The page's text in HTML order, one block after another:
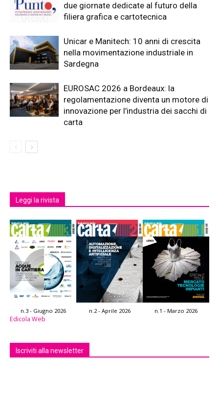
due giornate dedicate al futuro della
filiera grafica e cartotecnica
Unicar e Manitech: 10 anni di crescita
nella movimentazione industriale in
Sardegna
EUROSAC 2026 a Bordeaux: la
regolamentazione diventa un motore di
innovazione per l’industria dei sacchi di
carta
Leggi la rivista
n.3 - Giugno 2026 n.2 - Aprile 2026 n.1 - Marzo 2026
Edicola Web
Iscriviti alla newsletter